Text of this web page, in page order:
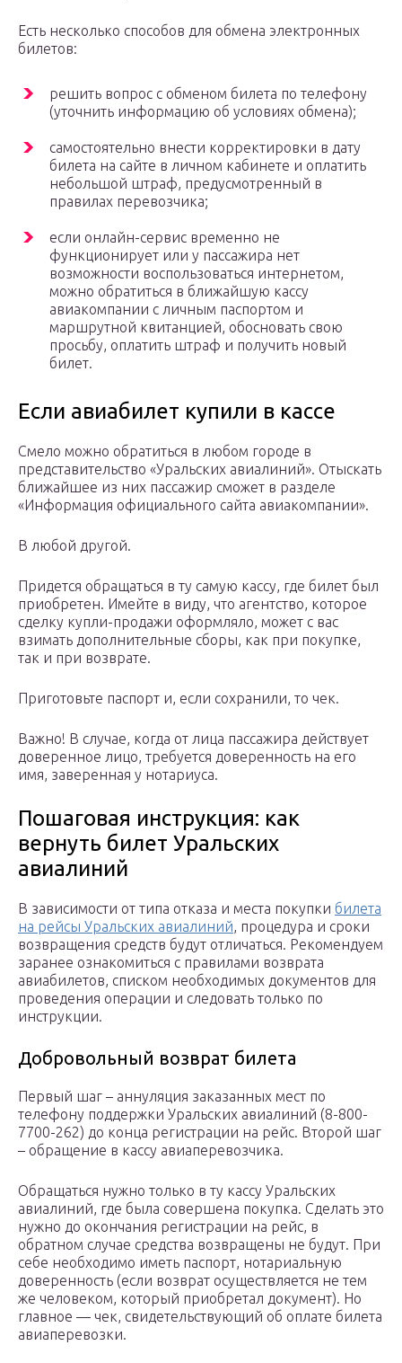
Есть несколько способов для обмена электронных
билетов:
решить вопрос с обменом билета по телефону
(уточнить информацию об условиях обмена);
самостоятельно внести корректировки в дату
билета на сайте в личном кабинете и оплатить
небольшой штраф, предусмотренный в
правилах перевозчика;
если онлайн-сервис временно не
функционирует или у пассажира нет
возможности воспользоваться интернетом,
можно обратиться в ближайшую кассу
авиакомпании с личным паспортом и
маршрутной квитанцией, обосновать свою
просьбу, оплатить штраф и получить новый
билет.
Если авиабилет купили в кассе
Смело можно обратиться в любом городе в
представительство «Уральских авиалиний». Отыскать
ближайшее из них пассажир сможет в разделе
«Информация официального сайта авиакомпании».
В любой другой.
Придется обращаться в ту самую кассу, где билет был
приобретен. Имейте в виду, что агентство, которое
сделку купли-продажи оформляло, может с вас
взимать дополнительные сборы, как при покупке,
так и при возврате.
Приготовьте паспорт и, если сохранили, то чек.
Важно! В случае, когда от лица пассажира действует
доверенное лицо, требуется доверенность на его
имя, заверенная у нотариуса.
Пошаговая инструкция: как
вернуть билет Уральских
авиалиний
В зависимости от типа отказа и места покупки билета
на рейсы Уральских авиалиний, процедура и сроки
возвращения средств будут отличаться. Рекомендуем
заранее ознакомиться с правилами возврата
авиабилетов, списком необходимых документов для
проведения операции и следовать только по
инструкции.
Добровольный возврат билета
Первый шаг – аннуляция заказанных мест по
телефону поддержки Уральских авиалиний (8-800-
7700-262) до конца регистрации на рейс. Второй шаг
– обращение в кассу авиаперевозчика.
Обращаться нужно только в ту кассу Уральских
авиалиний, где была совершена покупка. Сделать это
нужно до окончания регистрации на рейс, в
обратном случае средства возвращены не будут. При
себе необходимо иметь паспорт, нотариальную
доверенность (если возврат осуществляется не тем
же человеком, который приобретал документ). Но
главное — чек, свидетельствующий об оплате билета
авиаперевозки.